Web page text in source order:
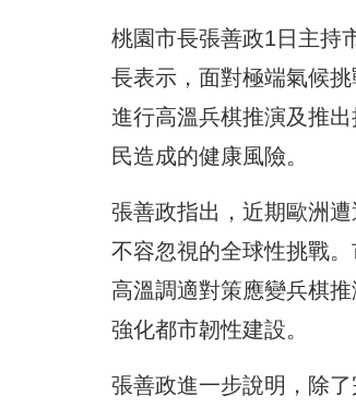
桃園市長張善政1日主持
長表示，面對極端氣候
進行高溫兵棋推演及推
民造成的健康風險。
張善政指出，近期歐洲
不容忽視的全球性挑戰
高溫調適對策應變兵棋
強化都市韌性建設。
張善政進一步說明，除